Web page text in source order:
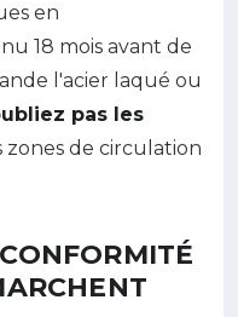
en
18 mois avant de
l'acier laqué ou
pas les
zones de circulation